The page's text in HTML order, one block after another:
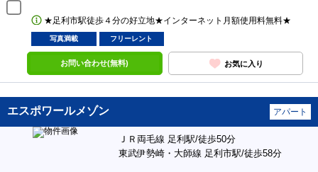
★足利市駅徒歩４分の好立地★インターネット月額使用料無料★
写真満載 フリーレント
お問い合わせ(無料) お気に入り
エスポワールメゾン アパート
ＪＲ両毛線 足利駅/徒歩50分
東武伊勢崎・大師線 足利市駅/徒歩58分